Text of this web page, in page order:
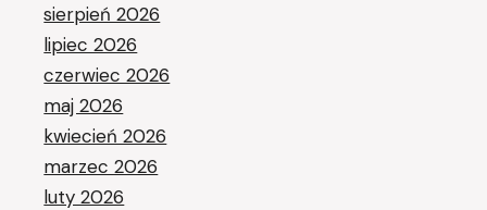
sierpień 2026
lipiec 2026
czerwiec 2026
maj 2026
kwiecień 2026
marzec 2026
luty 2026